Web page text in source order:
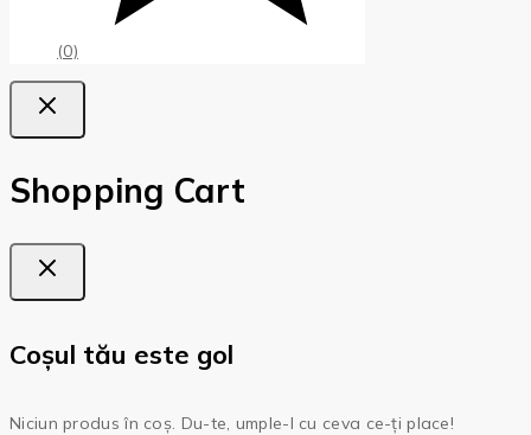
(0)
Shopping Cart
Coșul tău este gol
Niciun produs în coș. Du-te, umple-l cu ceva ce-ți place!